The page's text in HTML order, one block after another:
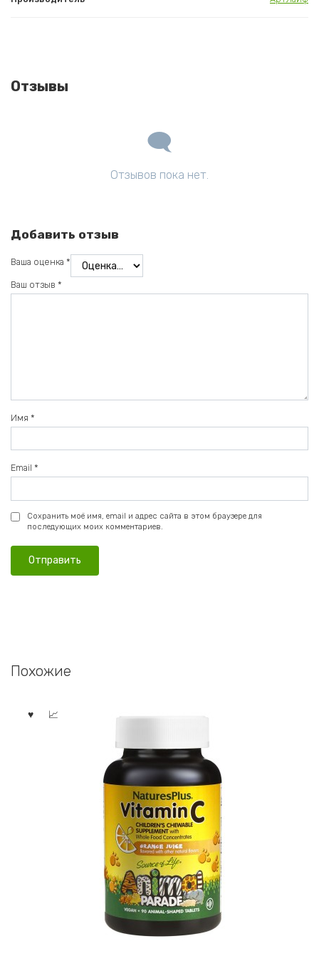
Отзывы
Отзывов пока нет.
Добавить отзыв
Ваша оценка *
Ваш отзыв *
Имя *
Email *
Сохранить моё имя, email и адрес сайта в этом браузере для
последующих моих комментариев.
Похожие